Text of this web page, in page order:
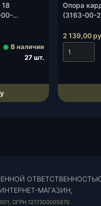
18
00-
◉ В наличии
27 шт.
Опора
(3163-00-
2 139,00
МАГАЗИН,
ОГРН 1217300005670